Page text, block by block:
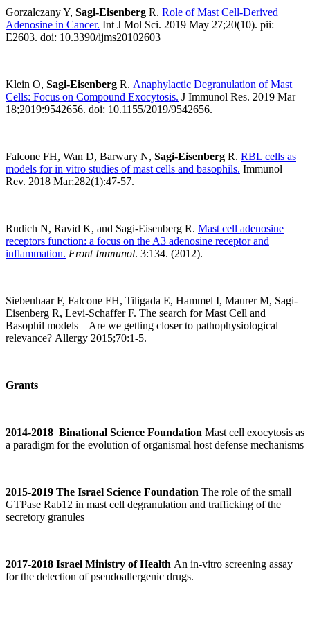
Gorzalczany Y, Sagi-Eisenberg R. Role of Mast Cell-Derived
Adenosine in Cancer. Int J Mol Sci. 2019 May 27;20(10). pii:
E2603. doi: 10.3390/ijms20102603
Klein O, Sagi-Eisenberg R. Anaphylactic Degranulation of Mast
Cells: Focus on Compound Exocytosis. J Immunol Res. 2019 Mar
18;2019:9542656. doi: 10.1155/2019/9542656.
Falcone FH, Wan D, Barwary N, Sagi-Eisenberg R. RBL cells as
models for in vitro studies of mast cells and basophils. Immunol
Rev. 2018 Mar;282(1):47-57.
Rudich N, Ravid K, and Sagi-Eisenberg R. Mast cell adenosine
receptors function: a focus on the A3 adenosine receptor and
inflammation. Front Immunol. 3:134. (2012).
Siebenhaar F, Falcone FH, Tiligada E, Hammel I, Maurer M, Sagi-
Eisenberg R, Levi-Schaffer F. The search for Mast Cell and
Basophil models – Are we getting closer to pathophysiological
relevance? Allergy 2015;70:1-5.
Grants
2014-2018 Binational Science Foundation Mast cell exocytosis as
a paradigm for the evolution of organismal host defense mechanisms
2015-2019 The Israel Science Foundation The role of the small
GTPase Rab12 in mast cell degranulation and trafficking of the
secretory granules
2017-2018 Israel Ministry of Health An in-vitro screening assay
for the detection of pseudoallergenic drugs.